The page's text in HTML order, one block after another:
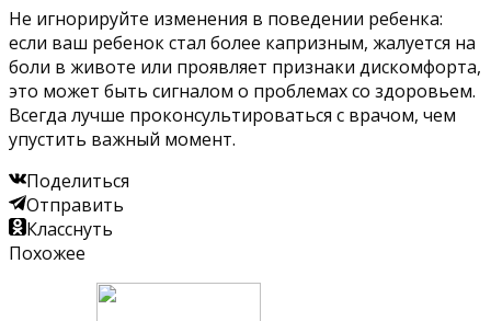
Не игнорируйте изменения в поведении ребенка:
если ваш ребенок стал более капризным, жалуется на
боли в животе или проявляет признаки дискомфорта,
это может быть сигналом о проблемах со здоровьем.
Всегда лучше проконсультироваться с врачом, чем
упустить важный момент.
Поделиться
Отправить
Класснуть
Похожее